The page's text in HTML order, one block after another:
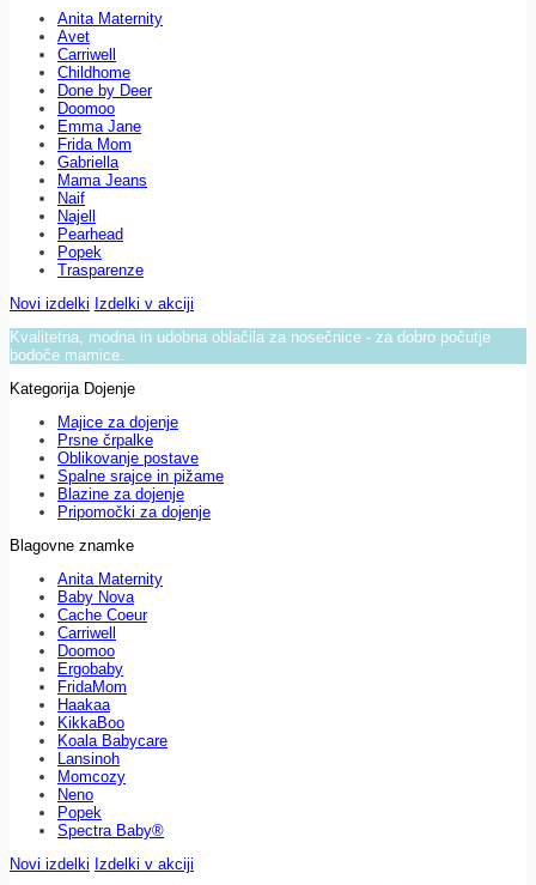
Anita Maternity
Avet
Carriwell
Childhome
Done by Deer
Doomoo
Emma Jane
Frida Mom
Gabriella
Mama Jeans
Naif
Najell
Pearhead
Popek
Trasparenze
Novi izdelki Izdelki v akciji
Kvalitetna, modna in udobna oblačila za nosečnice - za dobro počutje
bodoče mamice.
Kategorija Dojenje
Majice za dojenje
Prsne črpalke
Oblikovanje postave
Spalne srajce in pižame
Blazine za dojenje
Pripomočki za dojenje
Blagovne znamke
Anita Maternity
Baby Nova
Cache Coeur
Carriwell
Doomoo
Ergobaby
FridaMom
Haakaa
KikkaBoo
Koala Babycare
Lansinoh
Momcozy
Neno
Popek
Spectra Baby®
Novi izdelki Izdelki v akciji